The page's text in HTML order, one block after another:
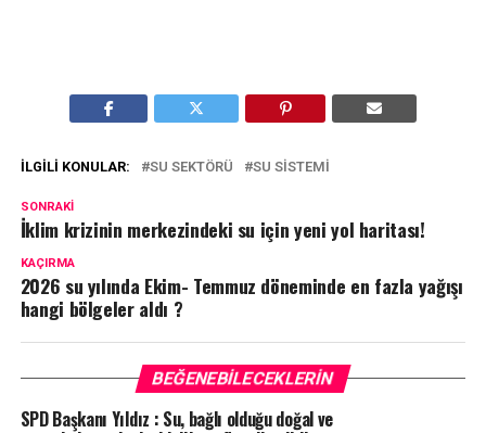
İLGILI KONULAR: SU SEKTÖRÜ SU SISTEMI
SONRAKI
İklim krizinin merkezindeki su için yeni yol haritası!
KAÇIRMA
2026 su yılında Ekim- Temmuz döneminde en fazla yağışı
hangi bölgeler aldı ?
BEĞENEBILECEKLERIN
SPD Başkanı Yıldız : Su, bağlı olduğu doğal ve